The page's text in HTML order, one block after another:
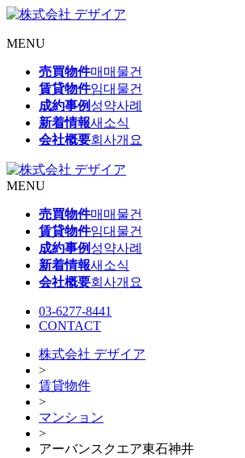
MENU
売買物件매매물건
賃貸物件임대물건
成約事例 성약사례
新着情報새소식
会社概要회사개요
MENU
売買物件매매물건
賃貸物件임대물건
成約事例 성약사례
新着情報새소식
会社概要회사개요
03-6277-8441
CONTACT
株式会社 デザイア
>
賃貸物件
>
マンション
>
アーバンスクエア東石神井